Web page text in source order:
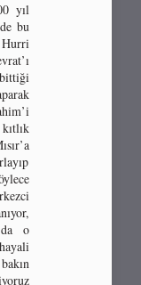
yıl
bu
da o